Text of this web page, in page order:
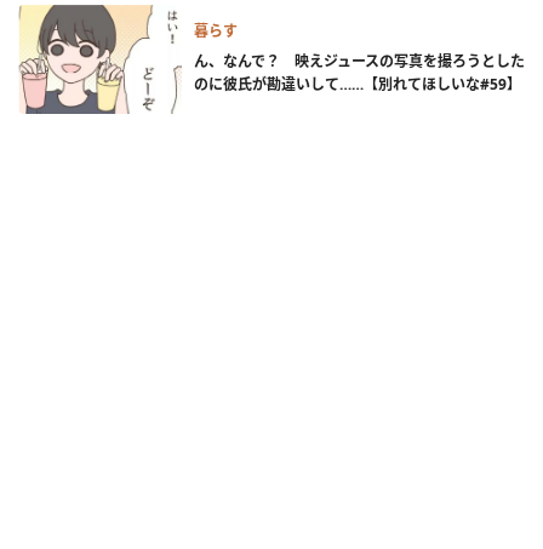
暮らす
ん、なんで？ 映えジュースの写真を撮ろうとした
のに彼氏が勘違いして……【別れてほしいな#59】